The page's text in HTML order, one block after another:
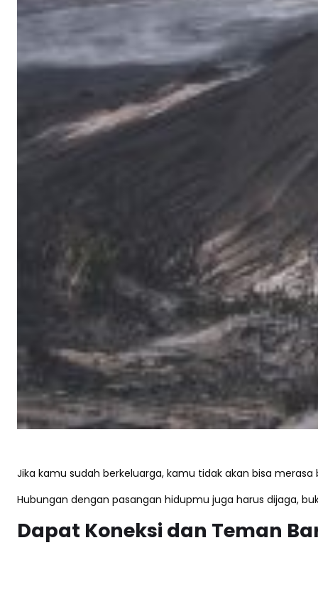
Jika kamu sudah berkeluarga, kamu tidak akan bisa
Hubungan dengan pasangan hidupmu juga harus dijaga,
Dapat Koneksi dan Teman